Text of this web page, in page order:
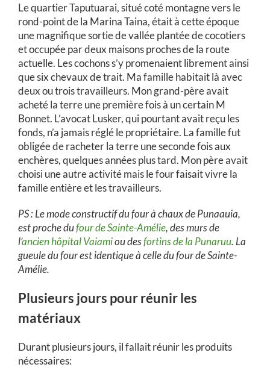
Le quartier Taputuarai, situé coté montagne vers le
rond-point de la Marina Taina, était à cette époque
une magnifique sortie de vallée plantée de cocotiers
et occupée par deux maisons proches de la route
actuelle. Les cochons s’y promenaient librement ainsi
que six chevaux de trait. Ma famille habitait là avec
deux ou trois travailleurs. Mon grand-père avait
acheté la terre une première fois à un certain M
Bonnet. L’avocat Lusker, qui pourtant avait reçu les
fonds, n’a jamais réglé le propriétaire. La famille fut
obligée de racheter la terre une seconde fois aux
enchères, quelques années plus tard. Mon père avait
choisi une autre activité mais le four faisait vivre la
famille entière et les travailleurs.
PS : Le mode constructif du four à chaux de Punaauia,
est proche dufour de Sainte-Amélie, des murs de
l’ancien hôpital Vaiamiou desfortins de la Punaruu. La
gueule du four est identique à celle du four de Sainte-
Amélie.
Plusieurs jours pour réunir les
matériaux
Durant plusieurs jours, il fallait réunir les produits
nécessaires: